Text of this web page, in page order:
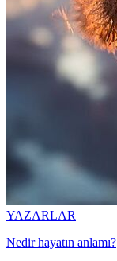
YAZARLAR
Nedir hayatın anlamı?